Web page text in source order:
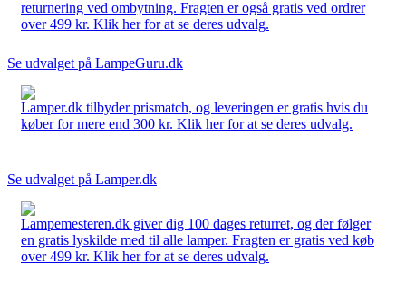
returnering ved ombytning. Fragten er også gratis ved ordrer
over 499 kr. Klik her for at se deres udvalg.
Se udvalget på LampeGuru.dk
Lamper.dk tilbyder prismatch, og leveringen er gratis hvis du
køber for mere end 300 kr. Klik her for at se deres udvalg.
Se udvalget på Lamper.dk
Lampemesteren.dk giver dig 100 dages returret, og der følger
en gratis lyskilde med til alle lamper. Fragten er gratis ved køb
over 499 kr. Klik her for at se deres udvalg.